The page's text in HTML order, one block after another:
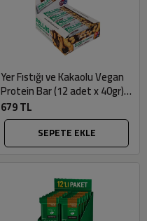
Yer Fıstığı ve Kakaolu Vegan
Protein Bar (12 adet x 40gr) -
Fellas
679 TL
SEPETE EKLE